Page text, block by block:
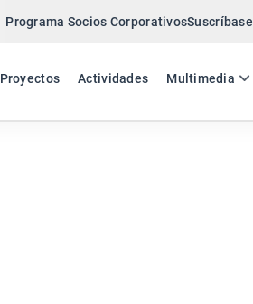
Programa Socios CorporativosSuscríbase
Proyectos Actividades Multimedia